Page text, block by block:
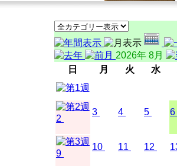
2026年 8月
日
月 火 水
2
3 4 5 6
9
10 11 12